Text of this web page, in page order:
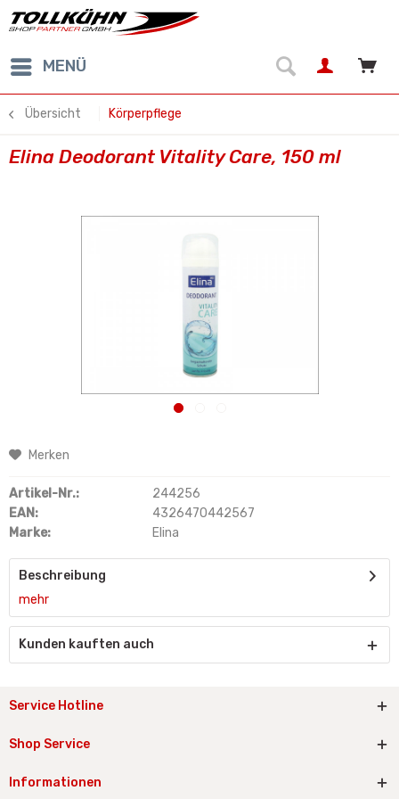
MENÜ
Übersicht Körperpflege
Elina Deodorant Vitality Care, 150 ml
Merken
Artikel-Nr.:
244256
EAN:
4326470442567
Marke:
Elina
Beschreibung
mehr
Kunden kauften auch
Service Hotline
Shop Service
Informationen